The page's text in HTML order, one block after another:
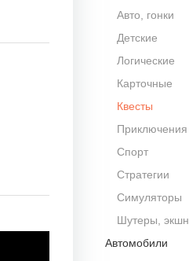
Авто, гонки
Детские
Логические
Карточные
Квесты
Приключения
Спорт
Стратегии
Симуляторы
Шутеры, экшн
Автомобили